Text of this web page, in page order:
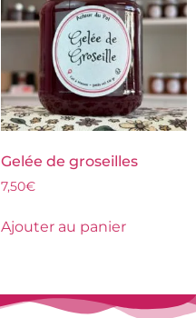
Gelée de groseilles
7,50€
Ajouter au panier